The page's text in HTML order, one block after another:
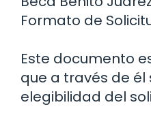
Formato de
Este documento
que a través de él
elegibilidad del